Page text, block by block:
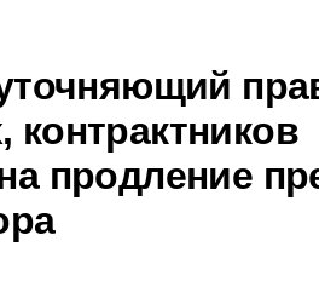
продление